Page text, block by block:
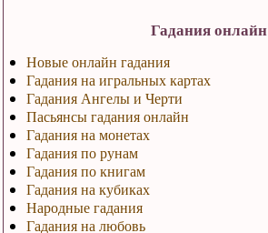
Гадания онлайн
Новые онлайн гадания
Гадания на игральных картах
Гадания Ангелы и Черти
Пасьянсы гадания онлайн
Гадания на монетах
Гадания по рунам
Гадания по книгам
Гадания на кубиках
Народные гадания
Гадания на любовь